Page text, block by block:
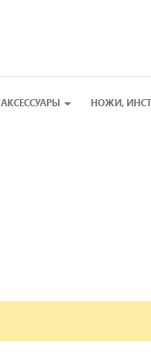
АКСЕССУАРЫ НОЖИ,